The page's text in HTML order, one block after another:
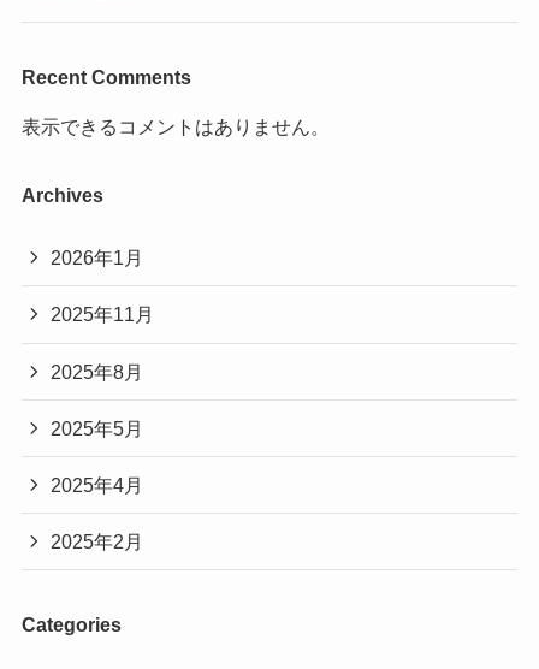
Recent Comments
表示できるコメントはありません。
Archives
2026年1月
2025年11月
2025年8月
2025年5月
2025年4月
2025年2月
Categories